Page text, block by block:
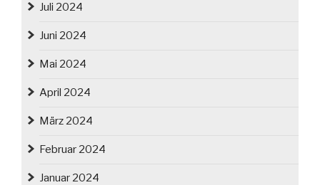
Juli 2024
Juni 2024
Mai 2024
April 2024
März 2024
Februar 2024
Januar 2024